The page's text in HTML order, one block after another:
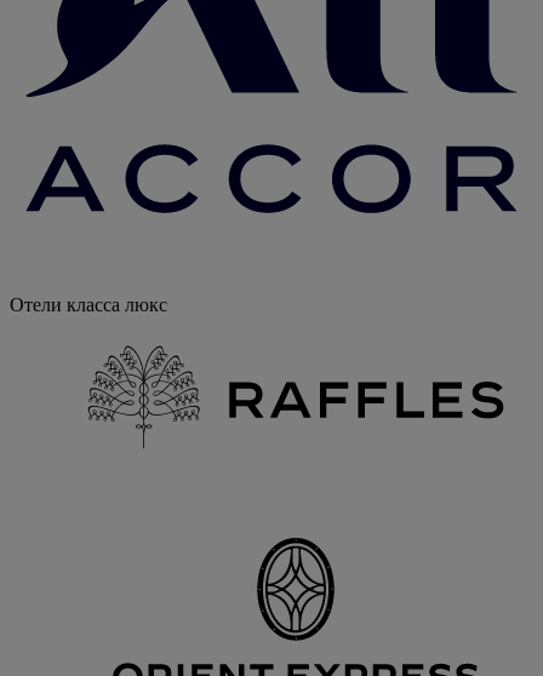
Отели класса люкс